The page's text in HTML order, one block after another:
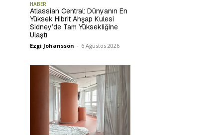
HABER
Atlassian Central: Dünyanın En
Yüksek Hibrit Ahşap Kulesi
Sidney’de Tam Yüksekliğine
Ulaştı
Ezgi Johansson - 6 Ağustos 2026